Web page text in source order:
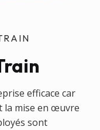
efficace car
la mise en œuvre
sont